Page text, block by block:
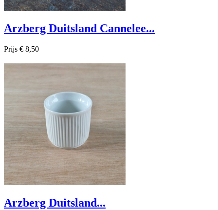
Arzberg Duitsland Cannelee...
Prijs € 8,50
Snel bekijken
Arzberg Duitsland...